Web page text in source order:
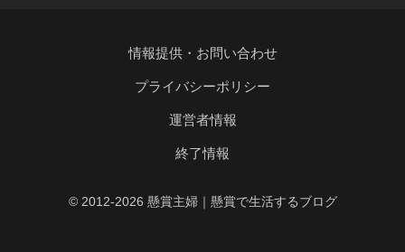
情報提供・お問い合わせ
プライバシーポリシー
運営者情報
終了情報
© 2012-2026 懸賞主婦｜懸賞で生活するブログ